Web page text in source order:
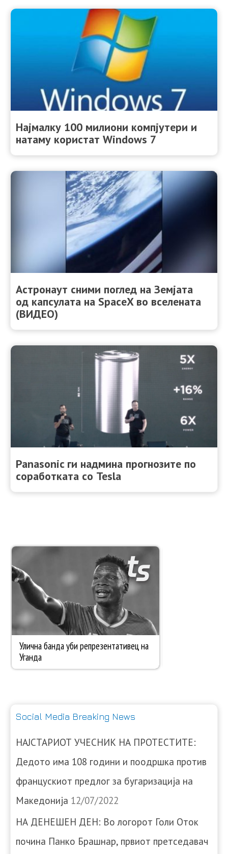
Најмалку 100 милиони компјутери и
натаму користат Windows 7
Астронаут сними поглед на Земјата
од капсулата на SpaceX во вселената
(ВИДЕО)
Panasonic ги надмина прогнозите по
соработката со Tesla
Social Media Breaking News
НАЈСТАРИОТ УЧЕСНИК НА ПРОТЕСТИТЕ:
Дедото има 108 години и поодршка против
францускиот предлог за бугаризација на
Македонија 12/07/2022
НА ДЕНЕШЕН ДЕН: Во логорот Голи Оток
почина Панко Брашнар, првиот претседавач